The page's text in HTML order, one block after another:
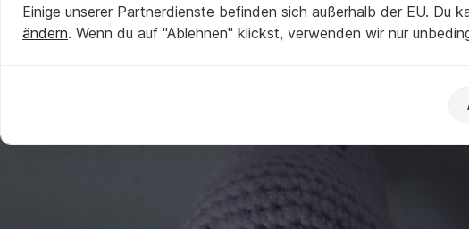
Einige unserer Partnerdienste befinden sich außerhalb der EU. Du
ändern. Wenn du auf "Ablehnen" klickst, verwenden wir nur